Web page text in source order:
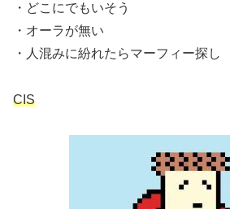
・どこにでもいそう
・オーラが無い
・人混みに紛れたらマーフィー探し
CIS